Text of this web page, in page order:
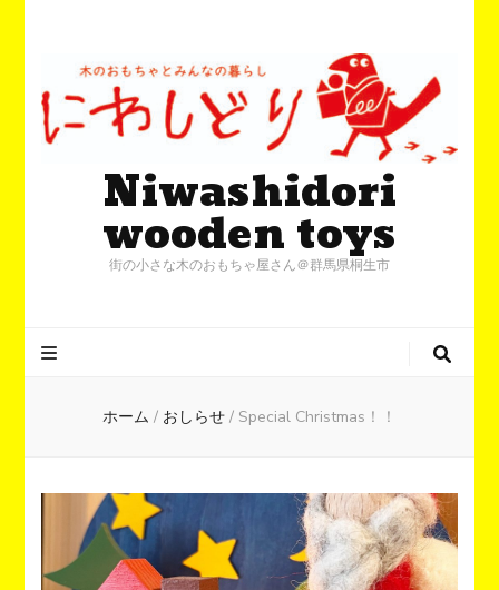
Niwashidori
wooden toys
街の小さな木のおもちゃ屋さん＠群馬県桐生市
ホーム / おしらせ / Special Christmas！！